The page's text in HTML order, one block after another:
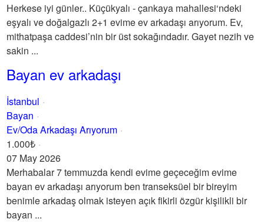
Herkese iyi günler.. Küçükyalı - çankaya mahallesi‘ndeki
eşyalı ve doğalgazlı 2+1 evime ev arkadaşı arıyorum. Ev,
mithatpaşa caddesi’nin bir üst sokağındadır. Gayet nezih ve
sakin ...
Bayan ev arkadaşı
İstanbul
Bayan
Ev/Oda Arkadaşı Arıyorum
1.000₺
07 May 2026
Merhabalar 7 temmuzda kendi evime geçeceğim evime
bayan ev arkadaşı arıyorum ben transeksüel bir bireyim
benimle arkadaş olmak isteyen açık fikirli özgür kişilikli bir
bayan ...